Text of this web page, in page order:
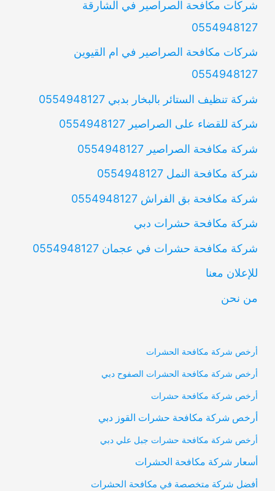
شركات مكافحة الصراصير في الشارقة
0554948127
شركات مكافحة الصراصير في ام القيوين
0554948127
شركة تنظيف الستائر بالبخار بدبي 0554948127
شركة للقضاء على الصراصير 0554948127
شركة مكافحة الصراصير 0554948127
شركة مكافحة النمل 0554948127
شركة مكافحة بق الفراش 0554948127
شركة مكافحة حشرات دبي
شركة مكافحة حشرات في عجمان 0554948127
للإعلان معنا
من نحن
أرخص شركة مكافحة الحشرات
أرخص شركة مكافحة الحشرات الصفوح دبي
أرخص شركة مكافحة حشرات
أرخص شركة مكافحة حشرات القوز دبي
أرخص شركة مكافحة حشرات جبل علي دبي
أسعار شركة مكافحة الحشرات
أفضل شركة متخصصة في مكافحة الحشرات